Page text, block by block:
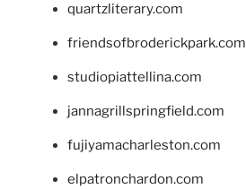
quartzliterary.com
friendsofbroderickpark.com
studiopiattellina.com
jannagrillspringfield.com
fujiyamacharleston.com
elpatronchardon.com